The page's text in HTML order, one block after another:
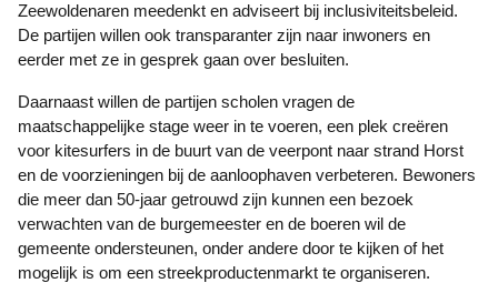
Zeewoldenaren meedenkt en adviseert bij inclusiviteitsbeleid.
De partijen willen ook transparanter zijn naar inwoners en
eerder met ze in gesprek gaan over besluiten.
Daarnaast willen de partijen scholen vragen de
maatschappelijke stage weer in te voeren, een plek creëren
voor kitesurfers in de buurt van de veerpont naar strand Horst
en de voorzieningen bij de aanloophaven verbeteren. Bewoners
die meer dan 50-jaar getrouwd zijn kunnen een bezoek
verwachten van de burgemeester en de boeren wil de
gemeente ondersteunen, onder andere door te kijken of het
mogelijk is om een streekproductenmarkt te organiseren.